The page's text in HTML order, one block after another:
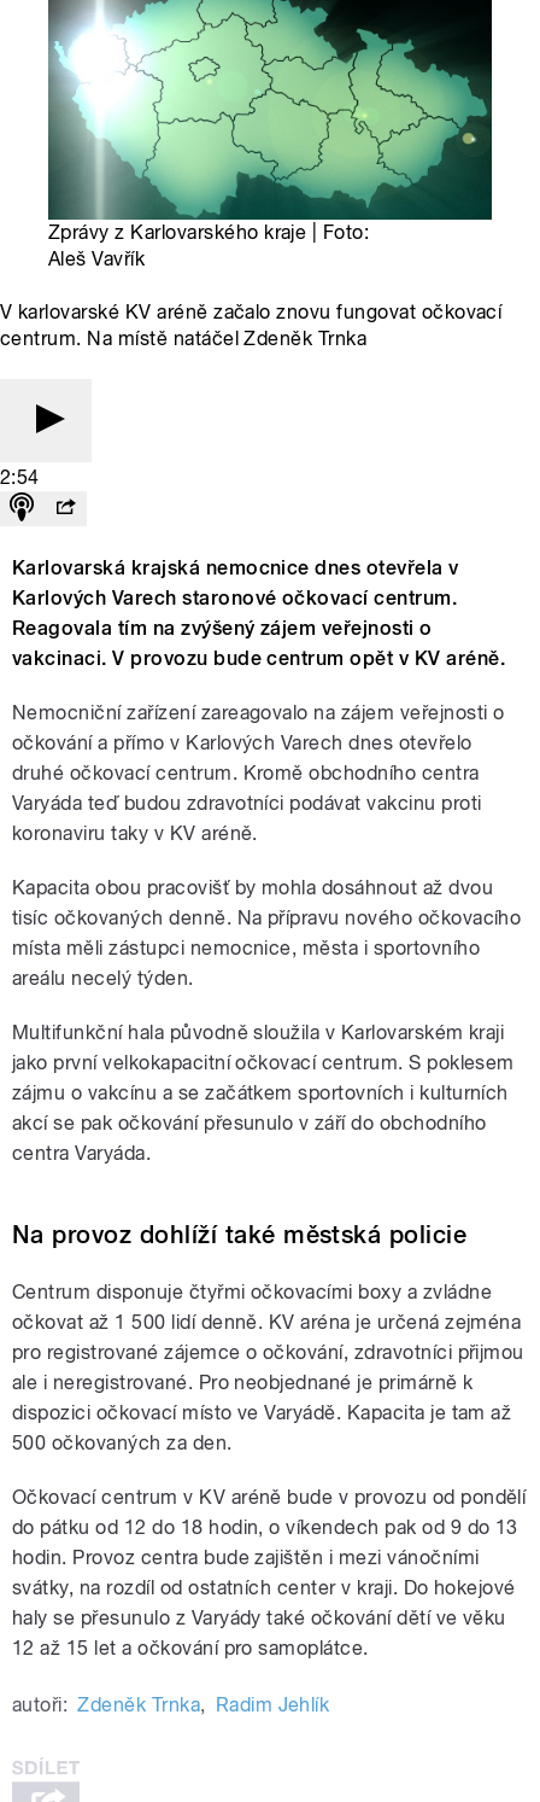
Zprávy z Karlovarského kraje | Foto:
Aleš Vavřík
V karlovarské KV aréně začalo znovu fungovat očkovací
centrum. Na místě natáčel Zdeněk Trnka
2:54
Karlovarská krajská nemocnice dnes otevřela v
Karlových Varech staronové očkovací centrum.
Reagovala tím na zvýšený zájem veřejnosti o
vakcinaci. V provozu bude centrum opět v KV aréně.
Nemocniční zařízení zareagovalo na zájem veřejnosti o
očkování a přímo v Karlových Varech dnes otevřelo
druhé očkovací centrum. Kromě obchodního centra
Varyáda teď budou zdravotníci podávat vakcinu proti
koronaviru taky v KV aréně.
Kapacita obou pracovišť by mohla dosáhnout až dvou
tisíc očkovaných denně. Na přípravu nového očkovacího
místa měli zástupci nemocnice, města i sportovního
areálu necelý týden.
Multifunkční hala původně sloužila v Karlovarském kraji
jako první velkokapacitní očkovací centrum. S poklesem
zájmu o vakcínu a se začátkem sportovních i kulturních
akcí se pak očkování přesunulo v září do obchodního
centra Varyáda.
Na provoz dohlíží také městská policie
Centrum disponuje čtyřmi očkovacími boxy a zvládne
očkovat až 1 500 lidí denně. KV aréna je určená zejména
pro registrované zájemce o očkování, zdravotníci přijmou
ale i neregistrované. Pro neobjednané je primárně k
dispozici očkovací místo ve Varyádě. Kapacita je tam až
500 očkovaných za den.
Očkovací centrum v KV aréně bude v provozu od pondělí
do pátku od 12 do 18 hodin, o víkendech pak od 9 do 13
hodin. Provoz centra bude zajištěn i mezi vánočními
svátky, na rozdíl od ostatních center v kraji. Do hokejové
haly se přesunulo z Varyády také očkování dětí ve věku
12 až 15 let a očkování pro samoplátce.
autoři: Zdeněk Trnka, Radim Jehlík